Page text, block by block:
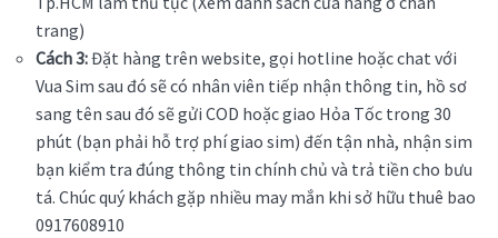
trang)
Cách 3:Đặt hàng trên website, gọi hotline hoặc chat với
Vua Sim sau đó sẽ có nhân viên tiếp nhận thông tin, hồ sơ
sang tên sau đó sẽ gửi COD hoặc giao Hỏa Tốc trong 30
phút (bạn phải hỗ trợ phí giao sim) đến tận nhà, nhận sim
bạn kiểm tra đúng thông tin chính chủ và trả tiền cho bưu
tá. Chúc quý khách gặp nhiều may mắn khi sở hữu thuê bao
0917608910